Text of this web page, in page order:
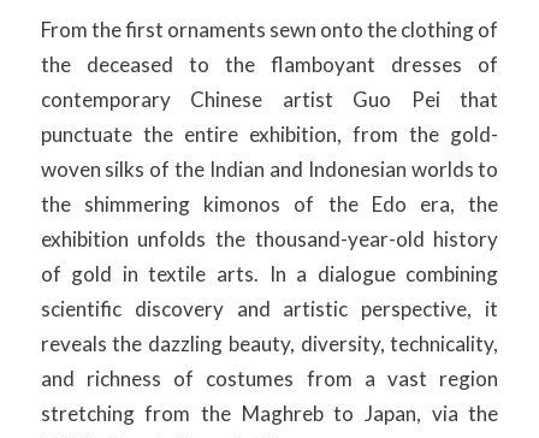
From the first ornaments sewn onto the clothing of
the deceased to the flamboyant dresses of
contemporary Chinese artist Guo Pei that
punctuate the entire exhibition, from the gold-
woven silks of the Indian and Indonesian worlds to
the shimmering kimonos of the Edo era, the
exhibition unfolds the thousand-year-old history
of gold in textile arts. In a dialogue combining
scientific discovery and artistic perspective, it
reveals the dazzling beauty, diversity, technicality,
and richness of costumes from a vast region
stretching from the Maghreb to Japan, via the